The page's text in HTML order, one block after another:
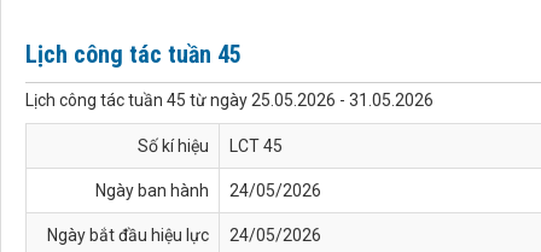
Lịch công tác tuần 45
Lịch công tác tuần 45 từ ngày 25.05.2026 - 31.05.2026
Số kí hiệu LCT 45
Ngày ban hành 24/05/2026
Ngày bắt đầu hiệu lực 24/05/2026